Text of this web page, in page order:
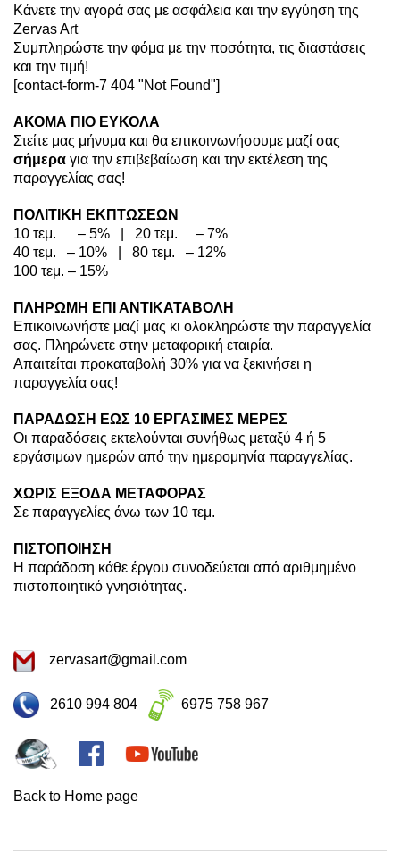
Κάνετε την αγορά σας με ασφάλεια και την εγγύηση της
Zervas Art
Συμπληρώστε την φόμα με την ποσότητα, τις διαστάσεις
και την τιμή!
[contact-form-7 404 "Not Found"]
ΑΚΟΜΑ ΠΙΟ ΕΥΚΟΛΑ
Στείτε μας μήνυμα και θα επικοινωνήσουμε μαζί σας
σήμερα για την επιβεβαίωση και την εκτέλεση της
παραγγελίας σας!
ΠΟΛΙΤΙΚΗ ΕΚΠΤΩΣΕΩΝ
10 τεμ. – 5% | 20 τεμ. – 7%
40 τεμ. – 10% | 80 τεμ. – 12%
100 τεμ. – 15%
ΠΛΗΡΩΜΗ ΕΠΙ ΑΝΤΙΚΑΤΑΒΟΛΗ
Επικοινωνήστε μαζί μας κι ολοκληρώστε την παραγγελία
σας. Πληρώνετε στην μεταφορική εταιρία.
Απαιτείται προκαταβολή 30% για να ξεκινήσει η
παραγγελία σας!
ΠΑΡΑΔΩΣΗ ΕΩΣ 10 ΕΡΓΑΣΙΜΕΣ ΜΕΡΕΣ
Οι παραδόσεις εκτελούνται συνήθως μεταξύ 4 ή 5
εργάσιμων ημερών από την ημερομηνία παραγγελίας.
ΧΩΡΙΣ ΕΞΟΔΑ ΜΕΤΑΦΟΡΑΣ
Σε παραγγελίες άνω των 10 τεμ.
ΠΙΣΤΟΠΟΙΗΣΗ
Η παράδοση κάθε έργου συνοδεύεται από αριθμημένο
πιστοποιητικό γνησιότητας.
zervasart@gmail.com
2610 994 804 6975 758 967
Back to Home page